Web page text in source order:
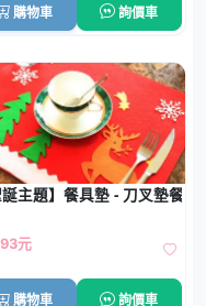
購物車 詢價車
誕主題】餐具墊 - 刀叉墊餐桌
元
購物車 詢價車